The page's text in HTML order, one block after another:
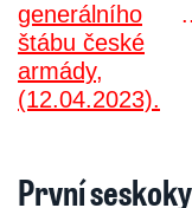
První seskoky